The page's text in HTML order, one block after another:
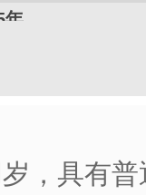
年
，具有